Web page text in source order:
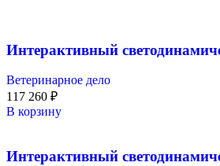
Интерактивный
Ветеринарное дело
117 260 ₽
В корзину
Интерактивный